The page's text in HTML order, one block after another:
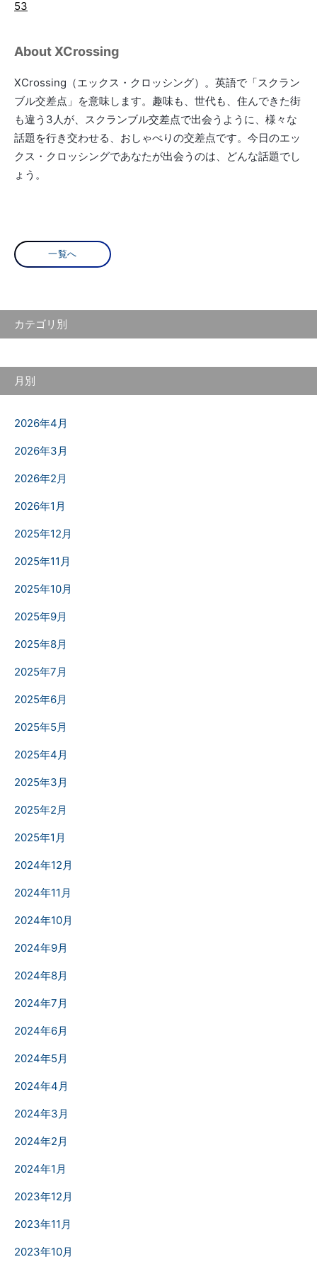
53
About XCrossing
XCrossing（エックス・クロッシング）。英語で「スクラン
ブル交差点」を意味します。趣味も、世代も、住んできた街
も違う3人が、スクランブル交差点で出会うように、様々な
話題を行き交わせる、おしゃべりの交差点です。今日のエッ
クス・クロッシングであなたが出会うのは、どんな話題でし
ょう。
一覧へ
カテゴリ別
月別
2026年4月
2026年3月
2026年2月
2026年1月
2025年12月
2025年11月
2025年10月
2025年9月
2025年8月
2025年7月
2025年6月
2025年5月
2025年4月
2025年3月
2025年2月
2025年1月
2024年12月
2024年11月
2024年10月
2024年9月
2024年8月
2024年7月
2024年6月
2024年5月
2024年4月
2024年3月
2024年2月
2024年1月
2023年12月
2023年11月
2023年10月